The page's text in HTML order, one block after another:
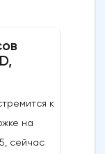
к
на
сейчас